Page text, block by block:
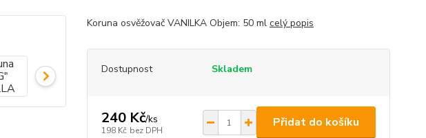
Koruna osvěžovač VANILKA Objem: 50 ml celý popis
Dostupnost Skladem
240 Kč/ks
198 Kč bez DPH
Přidat do košíku